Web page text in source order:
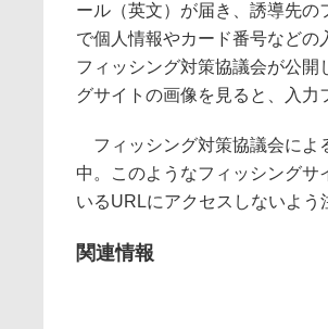
ール（英文）が届き、誘導先の
で個人情報やカード番号などの
フィッシング対策協議会が公開
グサイトの画像を見ると、入力
フィッシング対策協議会によ
中。このようなフィッシングサ
いるURLにアクセスしないよう
関連情報